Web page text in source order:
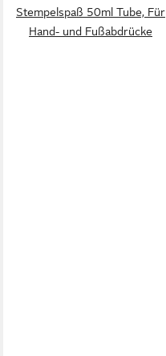
Stempelspaß 50ml Tube, Für
Hand- und Fußabdrücke